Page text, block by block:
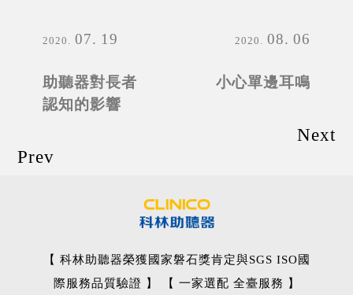
2020 07 19
助聽器對長者
認知的影響
Prev
2020 08 06
小心單邊耳鳴
Next
【 科林助聽器榮獲國家磐石獎肯定與SGS ISO國
際服務品質驗證 】 【 一家選配 全臺服務 】